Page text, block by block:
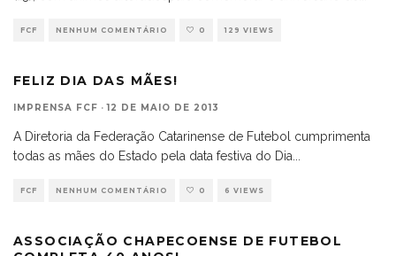
FCF NENHUM COMENTÁRIO 0 129 VIEWS
FELIZ DIA DAS MÃES!
IMPRENSA FCF · 12 DE MAIO DE 2013
A Diretoria da Federação Catarinense de Futebol cumprimenta
todas as mães do Estado pela data festiva do Dia
FCF NENHUM COMENTÁRIO 0 6 VIEWS
ASSOCIAÇÃO CHAPECOENSE DE FUTEBOL